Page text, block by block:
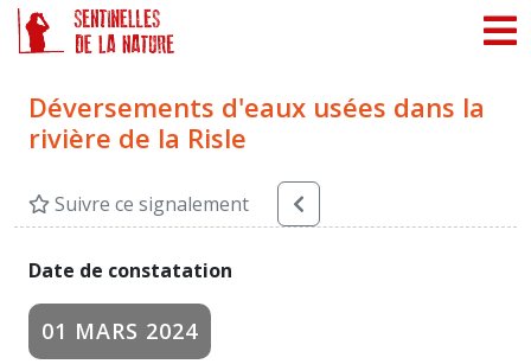
Déversements d'eaux usées dans la
rivière de la Risle
Suivre ce signalement
Date de constatation
01 MARS 2024
Panneau de gestion des cookies